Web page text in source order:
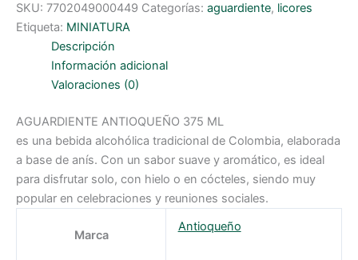
SKU: 7702049000449 Categorías: aguardiente, licores
Etiqueta: MINIATURA
Descripción
Información adicional
Valoraciones (0)
AGUARDIENTE ANTIOQUEÑO 375 ML
es una bebida alcohólica tradicional de Colombia, elaborada
a base de anís. Con un sabor suave y aromático, es ideal
para disfrutar solo, con hielo o en cócteles, siendo muy
popular en celebraciones y reuniones sociales.
Marca
Antioqueño